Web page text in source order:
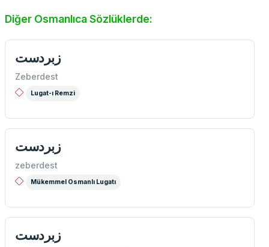
Diğer Osmanlıca Sözlüklerde:
زبردست
Zeberdest
Lugat-ı Remzi
زبردست
zeberdest
Mükemmel Osmanlı Lugatı
زبردست